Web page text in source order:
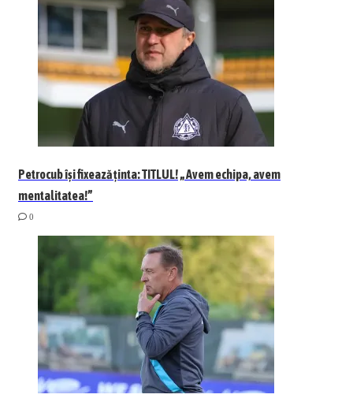
Petrocub își fixează ținta: TITLUL! „Avem echipa, avem
mentalitatea!”
0